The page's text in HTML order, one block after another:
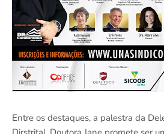
Entre os destaques, a palestra da